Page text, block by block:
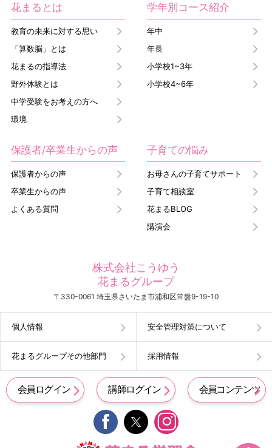
花まるとは
教育の未来に対する思い
「算数脳」とは
花まるの指導法
野外体験とは
中学受験をお考えの方へ
環境
学年別コース紹介
年中
年長
小学校1~3年
小学校4~6年
保護者/卒業生からの声
保護者からの声
卒業生からの声
よくある質問
子育ての悩み
お母さんの子育てサポート
子育て相談室
花まるBLOG
講演会
株式会社こうゆう
花まるグループ
〒330-0061 埼玉県さいたま市浦和区常盤9-19-10
個人情報 安全管理対策について
花まるグループその他部門 採用情報
会員ログイン 講師ログイン 会員コンテンツ
 